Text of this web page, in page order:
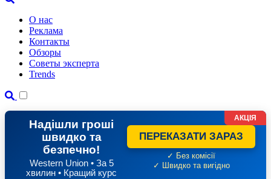
О нас
Реклама
Контакты
Обзоры
Советы эксперта
Trends
Надішли гроші
швидко та
безпечно!
Western Union • За 5
хвилин • Кращий курс
ПЕРЕКАЗАТИ ЗАРАЗ
✓ Без комісії
✓ Швидко та вигідно
АКЦІЯ